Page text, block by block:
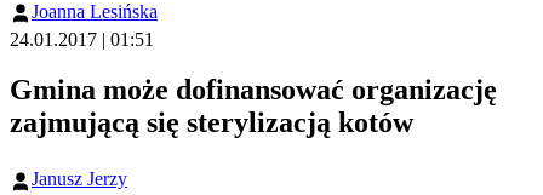
Joanna Lesińska
24.01.2017 | 01:51
Gmina może dofinansować organizację
zajmującą się sterylizacją kotów
Janusz Jerzy